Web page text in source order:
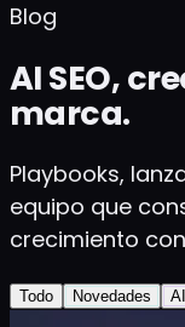
Blog
AI SEO,
marca.
Playbooks,
equipo que
crecimiento con
Todo Novedades